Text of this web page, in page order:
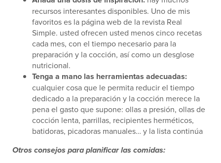
recursos interesantes disponibles. Uno de mis
favoritos es la página web de la revista Real
Simple. usted ofrecen usted menos cinco recetas
cada mes, con el tiempo necesario para la
preparación y la cocción, así como un desglose
nutricional.
Tenga a mano las herramientas adecuadas:
cualquier cosa que le permita reducir el tiempo
dedicado a la preparación y la cocción merece la
pena el gasto que supone: ollas a presión, ollas de
cocción lenta, parrillas, recipientes herméticos,
batidoras, picadoras manuales… y la lista continúa
Otros consejos para planificar las comidas: